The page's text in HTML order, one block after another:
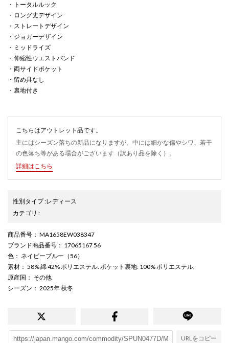
・トータルルック
・ロング丈デザイン
・ストレートデザイン
・ジョガーデザイン
・ミッドライズ
・伸縮性ウエストバンド
・両サイドポケット
・留め具なし
・裏地付き
こちらはアウトレット品です。
主にはシーズン落ちの新品になりますが、中には細かな傷やシワ、若干
の色落ち等がある場合がございます（訳あり品を除く）。
詳細はこちら
性別タイプ:レディース
カテゴリ :
商品番号 ： MA1658EW038347
ブランド商品番号 ： 17065167 56
色 ： ネイビーブルー（56）
素材 ： 58% 綿 42% ポリエステル. ポケット裏地: 100% ポリエステル.
原産国 ： その他
シーズン ： 2025年 秋冬
URLをコピー